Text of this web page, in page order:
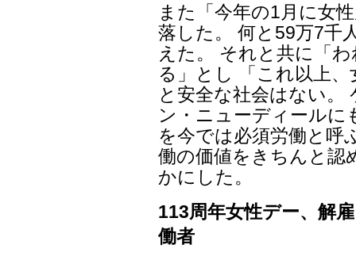
また「今年の1月に女
落した。 何と59万7千
えた。 それと共に「
る」とし 「これ以上
と安全な社会はない。
ン・ニューディールに
を今では必須労働と呼
働の価値をきちんと認
かにした。
113周年女性デー、解
働者